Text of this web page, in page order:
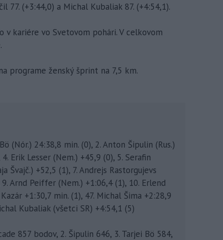
77. (+3:44,0) a Michal Kubaliak 87. (+4:54,1).
kariére vo Svetovom pohári. V celkovom
programe ženský šprint na 7,5 km.
(Nór.) 24:38,8 min. (0), 2. Anton Šipulin (Rus.)
Erik Lesser (Nem.) +45,9 (0), 5. Serafin
Švajč.) +52,5 (1), 7. Andrejs Rastorgujevs
Arnd Peiffer (Nem.) +1:06,4 (1), 10. Erlend
+1:30,7 min. (1), 47. Michal Šima +2:28,9
Kubaliak (všetci SR) +4:54,1 (5)
857 bodov, 2. Šipulin 646, 3. Tarjei Bö 584,